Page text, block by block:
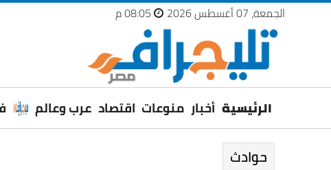
الجمعة، 07 أغسطس 2026
الرئيسية أخبار منوعات اقتصاد عرب وعالم
حوادث